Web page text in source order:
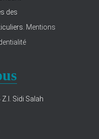
des
Mentions
Sidi Salah